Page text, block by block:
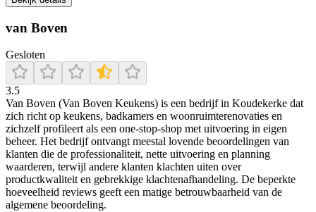
van Boven
Gesloten
3.5
Van Boven (Van Boven Keukens) is een bedrijf in Koudekerke dat
zich richt op keukens, badkamers en woonruimterenovaties en
zichzelf profileert als een one‑stop‑shop met uitvoering in eigen
beheer. Het bedrijf ontvangt meestal lovende beoordelingen van
klanten die de professionaliteit, nette uitvoering en planning
waarderen, terwijl andere klanten klachten uiten over
productkwaliteit en gebrekkige klachtenafhandeling. De beperkte
hoeveelheid reviews geeft een matige betrouwbaarheid van de
algemene beoordeling.